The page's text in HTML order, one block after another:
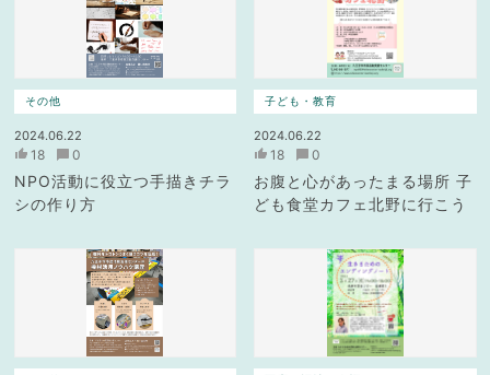
その他
2024.06.22
18 0
NPO活動に役立つ手描きチラ
シの作り方
子ども・教育
2024.06.22
18 0
お腹と心があったまる場所 子
ども食堂カフェ北野に行こう